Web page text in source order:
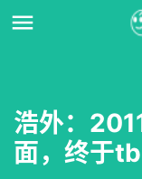
浩外：
面，终于